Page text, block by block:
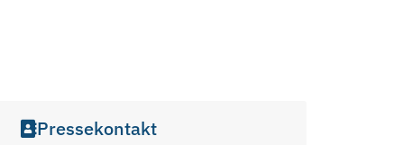
Pressekontakt